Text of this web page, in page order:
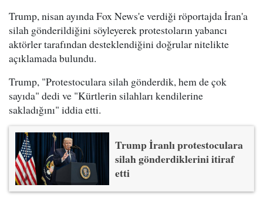
Trump, nisan ayında Fox News'e verdiği röportajda İran'a
silah gönderildiğini söyleyerek protestoların yabancı
aktörler tarafından desteklendiğini doğrular nitelikte
açıklamada bulundu.
Trump, "Protestoculara silah gönderdik, hem de çok
sayıda" dedi ve "Kürtlerin silahları kendilerine
sakladığını" iddia etti.
Trump İranlı protestoculara
silah gönderdiklerini itiraf
etti